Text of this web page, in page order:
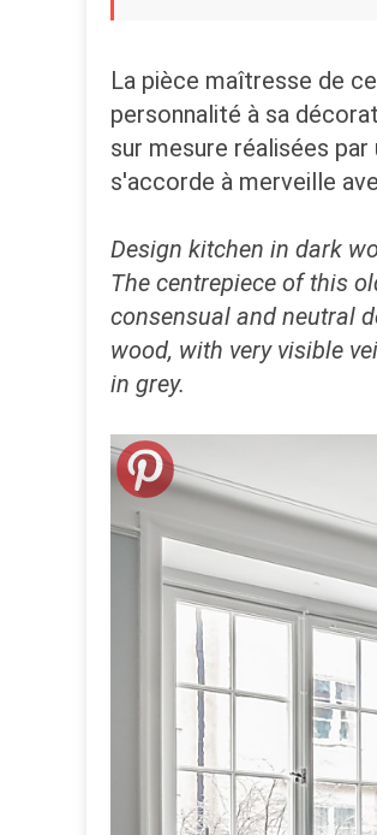
La pièce maîtresse de
personnalité à sa
sur mesure réalisées
s'accorde à merveille
Design kitchen in dark
The centrepiece of this
consensual and neutral
wood, with very visible
in grey.